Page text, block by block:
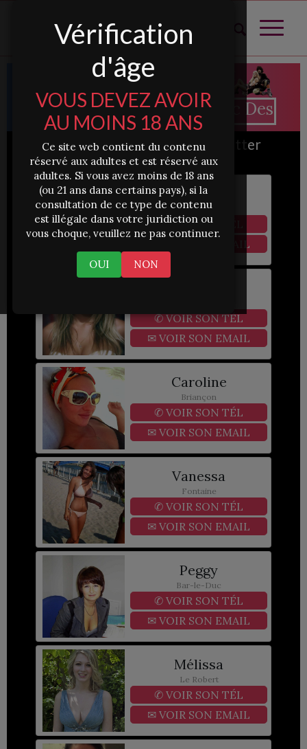
Vérification
d'âge
VOUS DEVEZ AVOIR
AU MOINS 18 ANS
Ce site web contient du contenu
réservé aux adultes et est réservé aux
adultes. Si vous avez moins de 18 ans
(ou 21 ans dans certains pays), si la
consultation de ce type de contenu
est illégale dans votre juridiction ou
vous choque, veuillez ne pas continuer.
OUI NON
Tchatter Avec Des
252252Femmes Veulent Tchatter
Avec Toi !!!
Paula
Sainte-Marie
✆VOIR SON TÉL
✉
VOIR SON EMAIL
✆VOIR SON TÉL
✉ VOIR SON EMAIL
Caroline
Briançon
✆ VOIR SON TÉL
✉ VOIR SON EMAIL
Vanessa
Fontaine
✆ VOIR SON TÉL
✉ VOIR SON EMAIL
Peggy
Bar-le-Duc
✆ VOIR SON TÉL
✉ VOIR SON EMAIL
Mélissa
Le Robert
✆ VOIR SON TÉL
✉ VOIR SON EMAIL